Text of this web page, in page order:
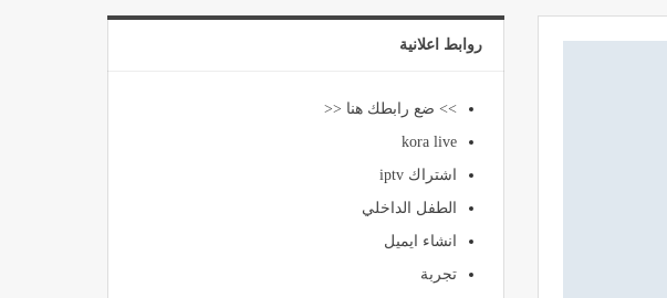
روابط اعلانية
>> ضع رابطك هنا <<
kora live
اشتراك iptv
الطفل الداخلي
انشاء ايميل
تجربة